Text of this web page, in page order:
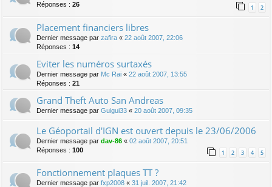
Réponses : 26 1 2
Placement financiers libres
Dernier message par zafira « 22 août 2007, 22:06
Réponses : 14
Eviter les numéros surtaxés
Dernier message par Mc Rai « 22 août 2007, 13:55
Réponses : 21
Grand Theft Auto San Andreas
Dernier message par Guigui33 « 20 août 2007, 09:35
Le Géoportail d'IGN est ouvert depuis le 23/06/2006
Dernier message par dav-86 « 02 août 2007, 20:51
Réponses : 100 1 2 3 4 5
Fonctionnement plaques TT ?
Dernier message par fxp2008 « 31 juil. 2007, 21:42